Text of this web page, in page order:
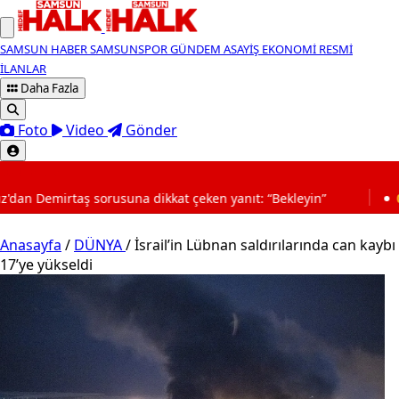
SAMSUN HABERSAMSUNSPORGÜNDEM ASAYİŞ EKONOMİ RESMİ
İLANLAR
Daha Fazla
Foto Video Gönder
dikkat çeken yanıt: “Bekleyin” 01:16 BYD’nin Türkiye
Anasayfa / DÜNYA/İsrail’in Lübnan saldırılarında can kaybı
17’ye yükseldi